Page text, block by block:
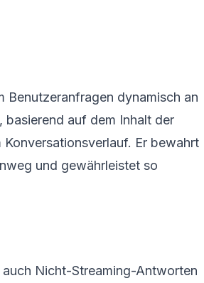
Benutzeranfragen dynamisch an
auf dem Inhalt der
Er bewahrt
und gewährleistet so
Nicht-Streaming-Antworten